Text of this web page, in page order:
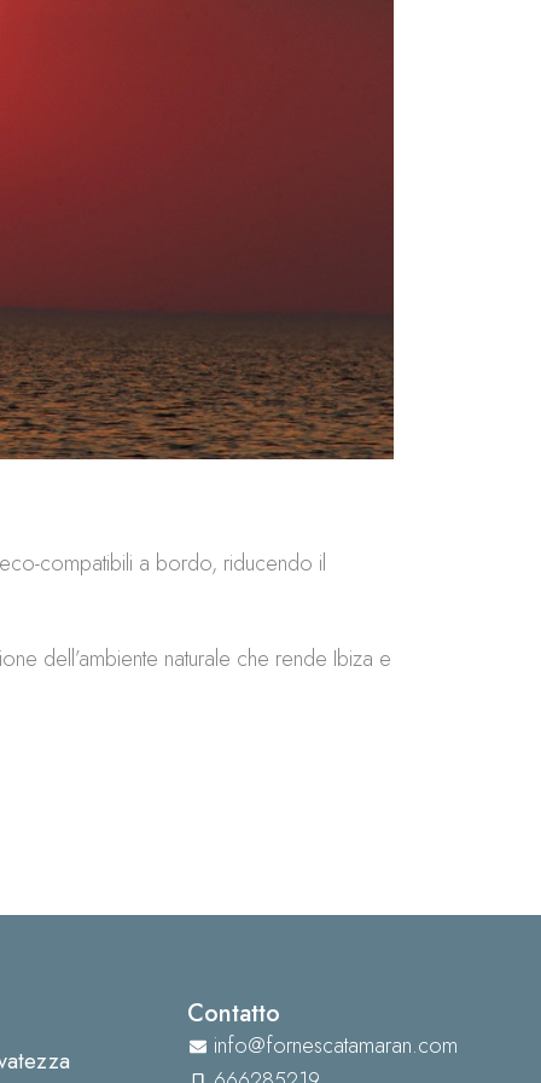
compatibili a bordo, riducendo il
dell’ambiente naturale che rende Ibiza e
Contatto
info@fornescatamaran.com